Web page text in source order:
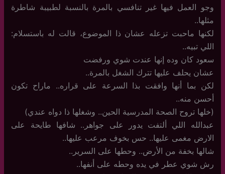
وجو العمل فيها غير تنافسي بالمرة بالنسبة لطبيبة شاطرة
مثلها..
لكنها ماحبت تزعله عشان ذا الموضوع، قالت له باستسلام:
اللي تبيه..
سعود كان وده إنها عندت شوي ورفضت
عشان يحلف عليها تترك الشغل بالمرة..
لكن بما أنها وافقت بذا السرعة على قراره.. ماراح تكون
أحسن منه..
(خلها تروح الصحة المدرسية الحين.. وشغلها ذا دواه عندي)
عبدالله اللي ألتفت يدور على جواهر.. شافها طايحة على
الارض مغمى عليها.. حس بخوف مرعب عليها..
شالها بخفة من الأرض.. وحطها على السرير..
رش شوي عطر في يده وحطه على أنفها..